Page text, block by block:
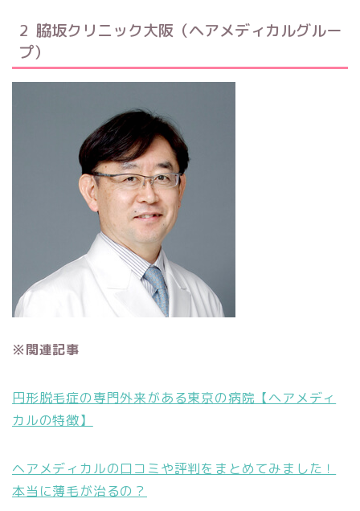
2 脇坂クリニック大阪（ヘアメディカルグルー
プ）
※関連記事
円形脱毛症の専門外来がある東京の病院【ヘアメディ
カルの特徴】
ヘアメディカルの口コミや評判をまとめてみました！
本当に薄毛が治るの？